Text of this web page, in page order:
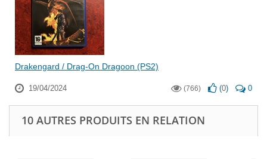
Drakengard / Drag-On Dragoon (PS2)
19/04/2024 (766) (0) 0
10 AUTRES PRODUITS EN RELATION